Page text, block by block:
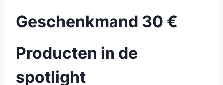
Geschenkmand 30 €
Producten in de
spotlight